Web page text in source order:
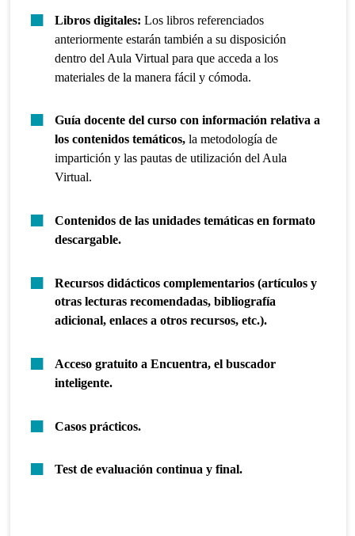
Libros digitales:Los libros referenciados
anteriormente estarán también a su disposición
dentro del Aula Virtual para que acceda a los
materiales de la manera fácil y cómoda.
Guía docente del curso con información relativa a
los contenidos temáticos, la metodología de
impartición y las pautas de utilización del Aula
Virtual.
Contenidos de las unidades temáticas en formato
descargable.
Recursos didácticos complementarios (artículos y
otras lecturas recomendadas, bibliografía
adicional, enlaces a otros recursos, etc.).
Acceso gratuito a Encuentra, el buscador
inteligente.
Casos prácticos.
Test de evaluación continua y final.